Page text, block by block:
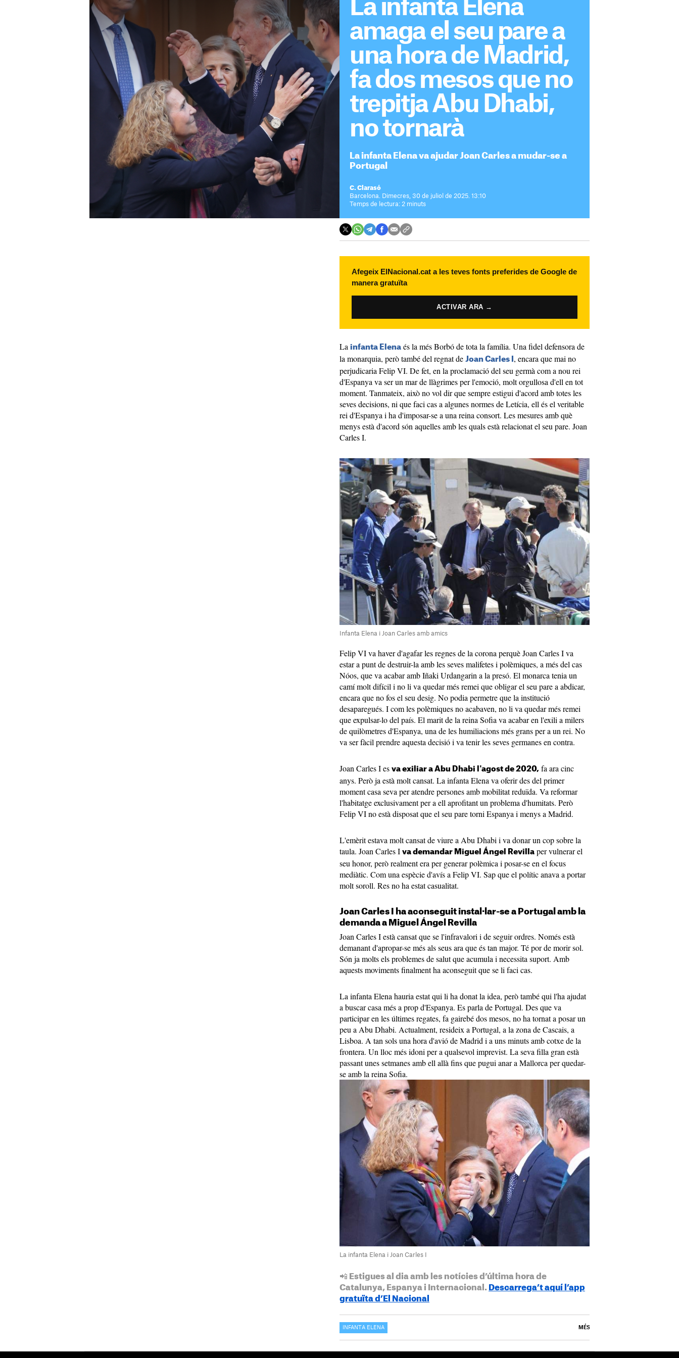
La infanta Elena
amaga el seu pare a
una hora de Madrid,
fa dos mesos que no
trepitja Abu Dhabi,
no tornarà
La infanta Elena va ajudar Joan Carles a mudar-se a
Portugal
C. Clarasó
Barcelona. Dimecres, 30 de juliol de 2025. 13:10
Temps de lectura: 2 minuts
Afegeix ElNacional.cat a les teves fonts preferides de Google de
manera gratuïta
ACTIVAR ARA →
La infanta Elena és la més Borbó de tota la família. Una fidel defensora de
la monarquia, però també del regnat de Joan Carles I , encara que mai no
perjudicaria Felip VI. De fet, en la proclamació del seu germà com a nou rei
d'Espanya va ser un mar de llàgrimes per l'emoció, molt orgullosa d'ell en tot
moment. Tanmateix, això no vol dir que sempre estigui d'acord amb totes les
seves decisions, ni que faci cas a algunes normes de Letícia, ell és el veritable
rei d'Espanya i ha d'imposar-se a una reina consort. Les mesures amb què
menys està d'acord són aquelles amb les quals està relacionat el seu pare. Joan
Carles I.
Infanta Elena i Joan Carles amb amics
Felip VI va haver d'agafar les regnes de la corona perquè Joan Carles I va
estar a punt de destruir-la amb les seves malifetes i polèmiques, a més del cas
Nóos, que va acabar amb Iñaki Urdangarin a la presó. El monarca tenia un
camí molt difícil i no li va quedar més remei que obligar el seu pare a abdicar,
encara que no fos el seu desig. No podia permetre que la institució
desaparegués. I com les polèmiques no acabaven, no li va quedar més remei
que expulsar-lo del país. El marit de la reina Sofia va acabar en l'exili a milers
de quilòmetres d'Espanya, una de les humiliacions més grans per a un rei. No
va ser fàcil prendre aquesta decisió i va tenir les seves germanes en contra.
Joan Carles I es va exiliar a Abu Dhabi l'agost de 2020, fa ara cinc
anys. Però ja està molt cansat. La infanta Elena va oferir des del primer
moment casa seva per atendre persones amb mobilitat reduïda. Va reformar
l'habitatge exclusivament per a ell aprofitant un problema d'humitats. Però
Felip VI no està disposat que el seu pare torni Espanya i menys a Madrid.
L'emèrit estava molt cansat de viure a Abu Dhabi i va donar un cop sobre la
taula. Joan Carles I va demandar Miguel Ángel Revilla per vulnerar el
seu honor, però realment era per generar polèmica i posar-se en el focus
mediàtic. Com una espècie d'avís a Felip VI. Sap que el polític anava a portar
molt soroll. Res no ha estat casualitat.
Joan Carles I ha aconseguit instal·lar-se a Portugal amb la
demanda a Miguel Ángel Revilla
Joan Carles I està cansat que se l'infravalori i de seguir ordres. Només està
demanant d'apropar-se més als seus ara que és tan major. Té por de morir sol.
Són ja molts els problemes de salut que acumula i necessita suport. Amb
aquests moviments finalment ha aconseguit que se li faci cas.
La infanta Elena hauria estat qui li ha donat la idea, però també qui l'ha ajudat
a buscar casa més a prop d'Espanya. Es parla de Portugal. Des que va
participar en les últimes regates, fa gairebé dos mesos, no ha tornat a posar un
peu a Abu Dhabi. Actualment, resideix a Portugal, a la zona de Cascais, a
Lisboa. A tan sols una hora d'avió de Madrid i a uns minuts amb cotxe de la
frontera. Un lloc més idoni per a qualsevol imprevist. La seva filla gran està
passant unes setmanes amb ell allà fins que pugui anar a Mallorca per quedar-
se amb la reina Sofia.
La infanta Elena i Joan Carles I
📲 Estigues al dia amb les notícies d’última hora de
Catalunya, Espanya i Internacional. Descarrega’t aquí l’app
gratuïta d’El Nacional
INFANTA ELENA MÉS